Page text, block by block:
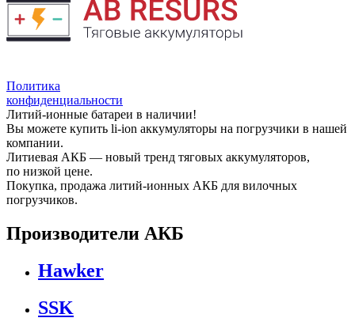
Политика
конфиденциальности
Литий-ионные батареи в наличии!
Вы можете купить li-ion аккумуляторы на погрузчики в нашей
компании.
Литиевая АКБ — новый тренд тяговых аккумуляторов,
по низкой цене.
Покупка, продажа литий-ионных АКБ для вилочных
погрузчиков.
Производители АКБ
Hawker
SSK